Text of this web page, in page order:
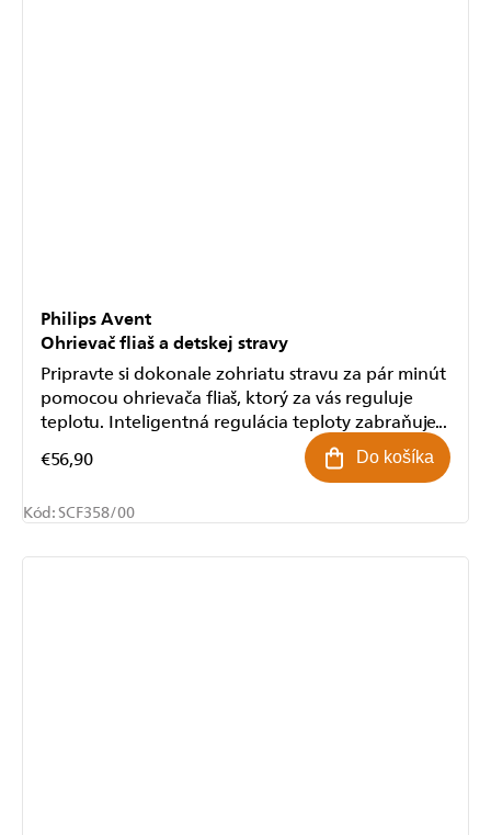
Philips Avent
Ohrievač fliaš a detskej stravy
€56,90 Do košíka
Pripravte si dokonale zohriatu stravu za pár minút
pomocou ohrievača fliaš, ktorý za vás reguluje
teplotu. Inteligentná regulácia teploty zabraňuje...
Kód:SCF358/00